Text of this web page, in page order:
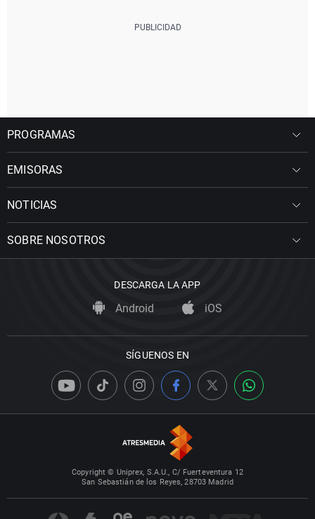
PROGRAMAS
EMISORAS
NOTICIAS
SOBRE NOSOTROS
DESCARGA LA APP
Android iOS
SÍGUENOS EN
Copyright © Uniprex, S.A.U., C/ Fuerteventura 12
San Sebastián de los Reyes, 28703 Madrid